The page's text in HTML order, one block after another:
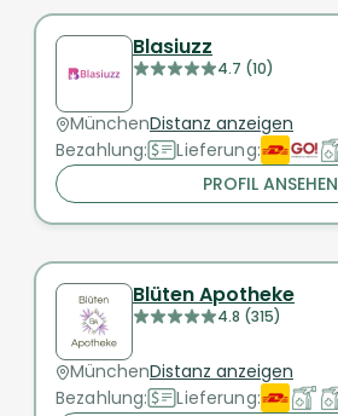
Blasiuzz
4.7 (10)
MünchenDistanz anzeigen
Bezahlung:
Lieferung:
PROFIL ANSEHEN
Blüten Apotheke
4.8 (315)
MünchenDistanz anzeigen
Bezahlung:
Lieferung: